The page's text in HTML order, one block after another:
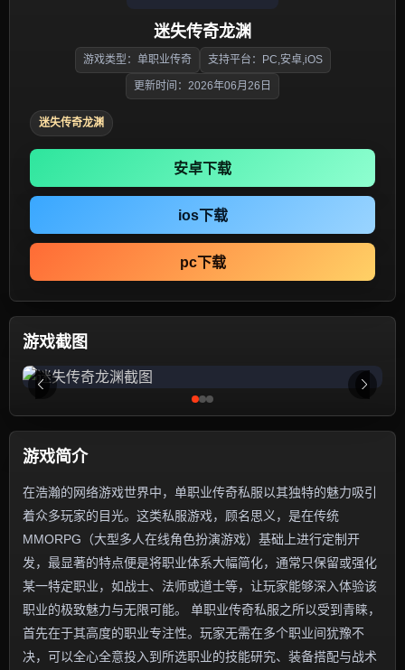
迷失传奇龙渊
游戏类型：单职业传奇 支持平台：PC,安卓,iOS
更新时间：2026年06月26日
迷失传奇龙渊
安卓下载
ios下载
pc下载
游戏截图
游戏简介
在浩瀚的网络游戏世界中，单职业传奇私服以其独特的魅力吸引
着众多玩家的目光。这类私服游戏，顾名思义，是在传统
MMORPG（大型多人在线角色扮演游戏）基础上进行定制开
发，最显著的特点便是将职业体系大幅简化，通常只保留或强化
某一特定职业，如战士、法师或道士等，让玩家能够深入体验该
职业的极致魅力与无限可能。 单职业传奇私服之所以受到青睐，
首先在于其高度的职业专注性。玩家无需在多个职业间犹豫不
决，可以全心全意投入到所选职业的技能研究、装备搭配与战术